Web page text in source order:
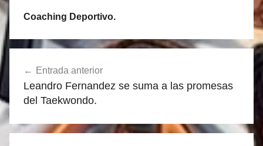
Coaching Deportivo.
de
entradas
Entrada anterior
Leandro Fernandez se suma a las promesas
del Taekwondo.